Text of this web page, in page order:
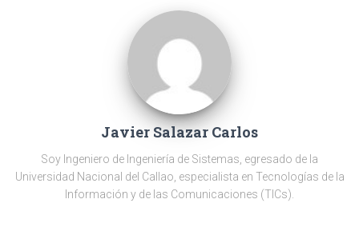
Javier Salazar Carlos
Soy Ingeniero de Ingeniería de Sistemas, egresado de la
Universidad Nacional del Callao, especialista en Tecnologías de la
Información y de las Comunicaciones (TICs).